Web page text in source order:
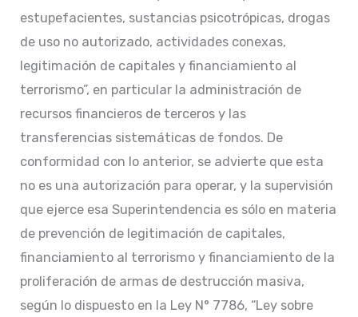
estupefacientes, sustancias psicotrópicas, drogas
de uso no autorizado, actividades conexas,
legitimación de capitales y financiamiento al
terrorismo”, en particular la administración de
recursos financieros de terceros y las
transferencias sistemáticas de fondos. De
conformidad con lo anterior, se advierte que esta
no es una autorización para operar, y la supervisión
que ejerce esa Superintendencia es sólo en materia
de prevención de legitimación de capitales,
financiamiento al terrorismo y financiamiento de la
proliferación de armas de destrucción masiva,
según lo dispuesto en la Ley N° 7786, “Ley sobre